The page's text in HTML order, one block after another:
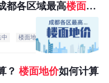
都各区域最高楼面地
中 楼面地价 数据 进行
？ 楼面地价如何计算